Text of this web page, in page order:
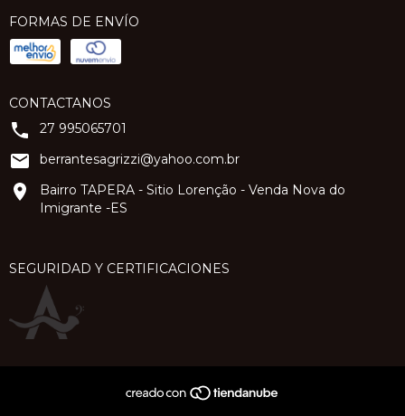
FORMAS DE ENVÍO
CONTACTANOS
27 995065701
berrantesagrizzi@yahoo.com.br
Bairro TAPERA - Sitio Lorenção - Venda Nova do
Imigrante -ES
SEGURIDAD Y CERTIFICACIONES